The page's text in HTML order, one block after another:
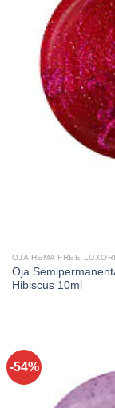
OJA HEMA FREE
Oja
Hibiscus 10ml
-54%